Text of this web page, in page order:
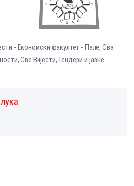
- Економски факултет - Пале, Сва
, Све Вијести, Тендери и јавне